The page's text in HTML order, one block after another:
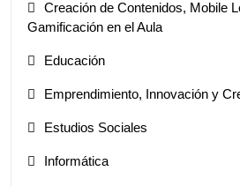
Creación de Contenidos, Mobile
Gamificación en el Aula
Educación
Emprendimiento, Innovación y
Estudios Sociales
Informática